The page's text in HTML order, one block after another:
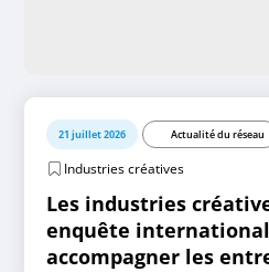
21 juillet 2026 Actualité du réseau
Industries créatives
Les industries
enquête
accompagner les